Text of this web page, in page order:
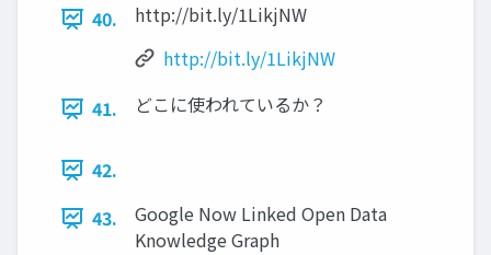
40.
http://bit.ly/1LikjNW
http://bit.ly/1LikjNW
41.
どこに使われているか？
42.
43.
Google Now Linked Open Data
Knowledge Graph